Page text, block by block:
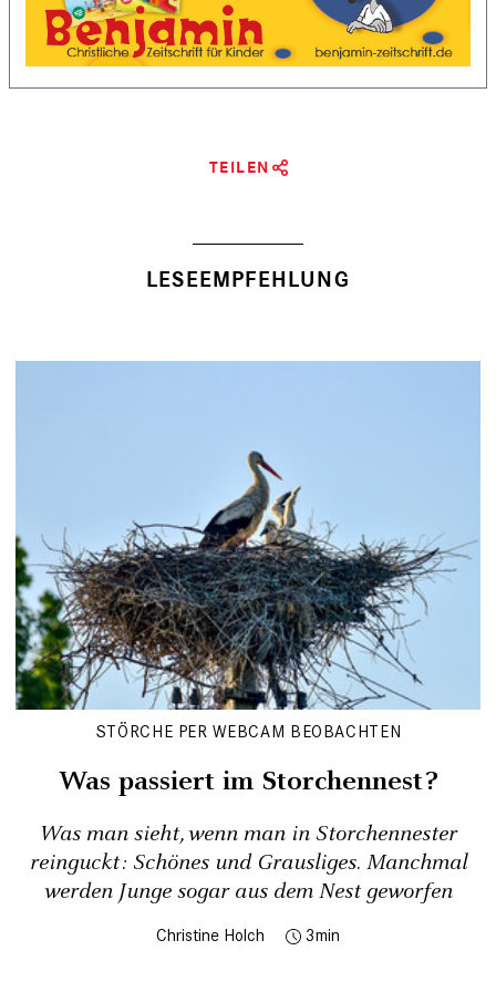
TEILEN
LESEEMPFEHLUNG
STÖRCHE PER WEBCAM BEOBACHTEN
Was passiert im Storchennest?
Was man sieht, wenn man in Storchennester
reinguckt: Schönes und Grausliges. Manchmal
werden Junge sogar aus dem Nest geworfen
Christine Holch 3